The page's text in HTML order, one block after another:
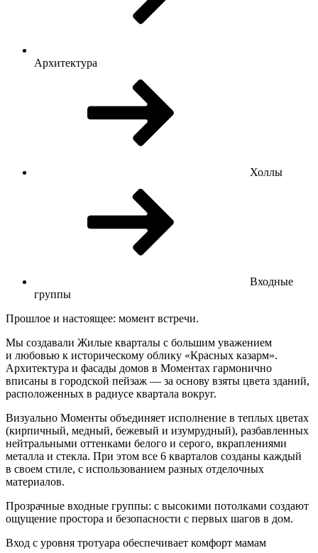
Архитектура
Холлы
Входные
группы
Прошлое и настоящее: момент встречи.
Мы создавали Жилые кварталы с большим уважением
и любовью к историческому облику «Красных казарм».
Архитектура и фасады домов в Моментах гармонично
вписаны в городской пейзаж — за основу взяты цвета зданий,
расположенных в радиусе квартала вокруг.
Визуально Моменты объединяет исполнение в теплых цветах
(кирпичный, медный, бежевый и изумрудный), разбавленных
нейтральными оттенками белого и серого, вкраплениями
металла и стекла. При этом все 6 кварталов созданы каждый
в своем стиле, с использованием разных отделочных
материалов.
Прозрачные входные группы: с высокими потолками создают
ощущение простора и безопасности с первых шагов в дом.
Вход с уровня тротуара обеспечивает комфорт мамам